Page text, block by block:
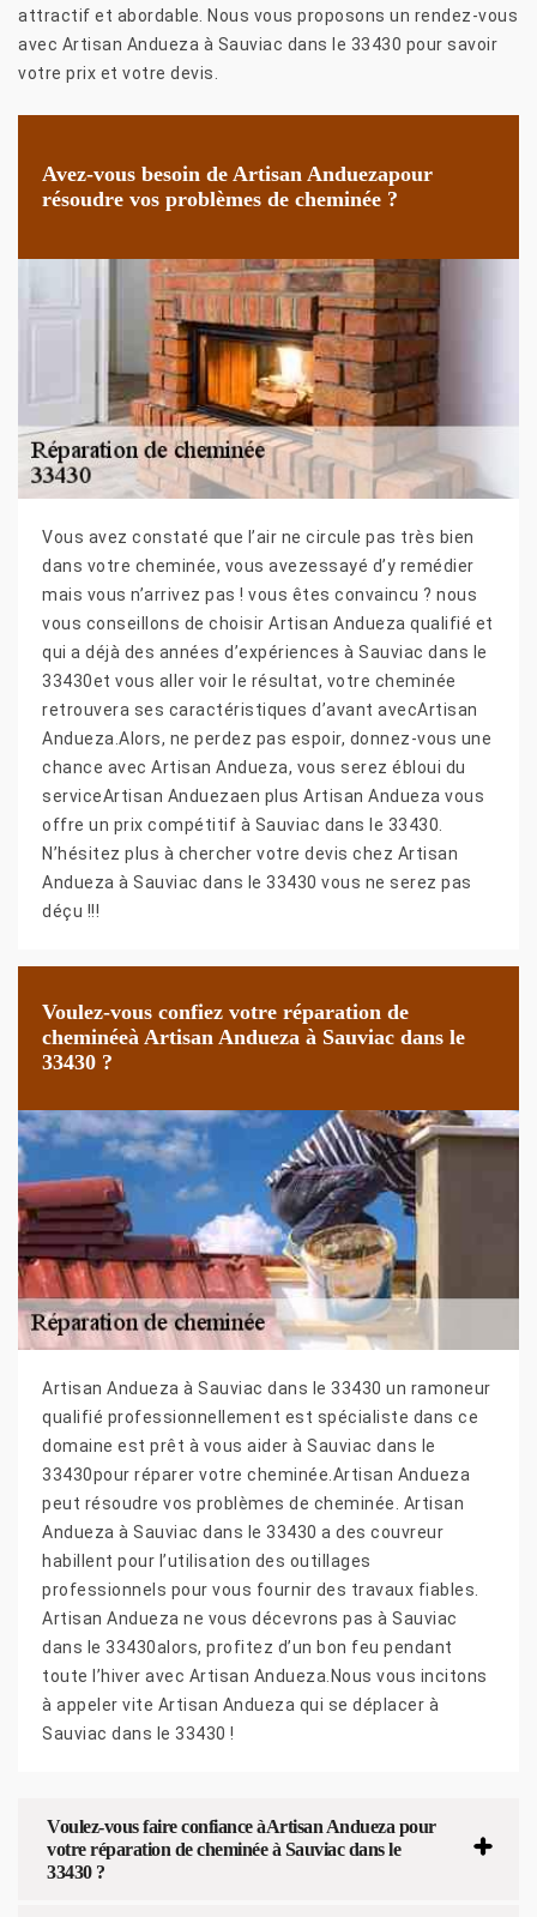
attractif et abordable. Nous vous proposons un rendez-vous
avec Artisan Andueza à Sauviac dans le 33430 pour savoir
votre prix et votre devis.
Avez-vous besoin de Artisan Anduezapour
résoudre vos problèmes de cheminée ?
Vous avez constaté que l’air ne circule pas très bien
dans votre cheminée, vous avezessayé d’y remédier
mais vous n’arrivez pas ! vous êtes convaincu ? nous
vous conseillons de choisir Artisan Andueza qualifié et
qui a déjà des années d’expériences à Sauviac dans le
33430et vous aller voir le résultat, votre cheminée
retrouvera ses caractéristiques d’avant avecArtisan
Andueza.Alors, ne perdez pas espoir, donnez-vous une
chance avec Artisan Andueza, vous serez ébloui du
serviceArtisan Anduezaen plus Artisan Andueza vous
offre un prix compétitif à Sauviac dans le 33430.
N’hésitez plus à chercher votre devis chez Artisan
Andueza à Sauviac dans le 33430 vous ne serez pas
déçu !!!
Voulez-vous confiez votre réparation de
cheminéeà Artisan Andueza à Sauviac dans le
33430 ?
Artisan Andueza à Sauviac dans le 33430 un ramoneur
qualifié professionnellement est spécialiste dans ce
domaine est prêt à vous aider à Sauviac dans le
33430pour réparer votre cheminée.Artisan Andueza
peut résoudre vos problèmes de cheminée. Artisan
Andueza à Sauviac dans le 33430 a des couvreur
habillent pour l’utilisation des outillages
professionnels pour vous fournir des travaux fiables.
Artisan Andueza ne vous décevrons pas à Sauviac
dans le 33430alors, profitez d’un bon feu pendant
toute l’hiver avec Artisan Andueza.Nous vous incitons
à appeler vite Artisan Andueza qui se déplacer à
Sauviac dans le 33430 !
Voulez-vous faire confiance àArtisan Andueza pour
votre réparation de cheminée à Sauviac dans le
33430 ?